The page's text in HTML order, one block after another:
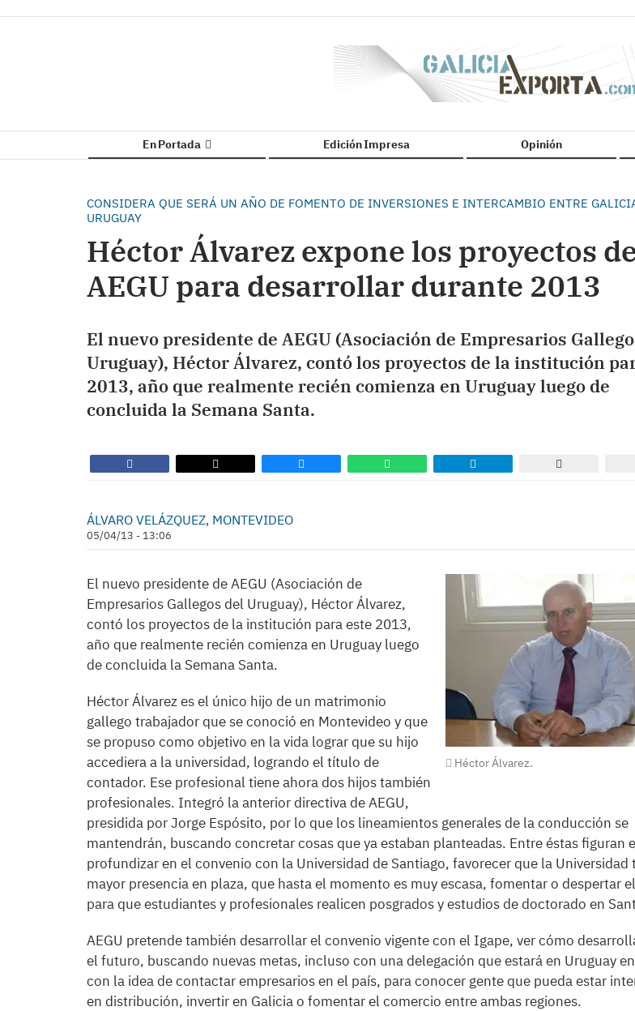
En Portada Edición Impresa Opinión
CONSIDERA QUE SERÁ UN AÑO DE FOMENTO DE INVERSIONES E INTERCAMBIO ENTRE
URUGUAY
Héctor Álvarez expone los proyectos
AEGU para desarrollar durante 2013
El nuevo presidente de AEGU (Asociación de Empresarios
Uruguay), Héctor Álvarez, contó los proyectos de la institución
2013, año que realmente recién comienza en Uruguay luego de
concluida la Semana Santa.
ÁLVARO VELÁZQUEZ, MONTEVIDEO
05/04/13 - 13:06
Héctor Álvarez.
El nuevo presidente de AEGU (Asociación de
Empresarios Gallegos del Uruguay), Héctor Álvarez,
contó los proyectos de la institución para este 2013,
año que realmente recién comienza en Uruguay luego
de concluida la Semana Santa.
Héctor Álvarez es el único hijo de un matrimonio
gallego trabajador que se conoció en Montevideo y que
se propuso como objetivo en la vida lograr que su hijo
accediera a la universidad, logrando el título de
contador. Ese profesional tiene ahora dos hijos también
profesionales. Integró la anterior directiva de AEGU,
presidida por Jorge Espósito, por lo que los lineamientos generales de la conducción se
mantendrán, buscando concretar cosas que ya estaban planteadas. Entre éstas figuran
profundizar en el convenio con la Universidad de Santiago, favorecer que la Universidad
mayor presencia en plaza, que hasta el momento es muy escasa, fomentar o despertar
para que estudiantes y profesionales realicen posgrados y estudios de doctorado en
AEGU pretende también desarrollar el convenio vigente con el Igape, ver cómo
el futuro, buscando nuevas metas, incluso con una delegación que estará en Uruguay
con la idea de contactar empresarios en el país, para conocer gente que pueda estar
en distribución, invertir en Galicia o fomentar el comercio entre ambas regiones.